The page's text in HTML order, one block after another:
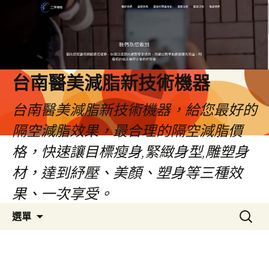
台南醫美減脂新技術機器
台南醫美減脂新技術機器，給您最好的
隔空減脂效果，最合理的隔空減脂價
格，快速讓目標瘦身,緊緻身型,雕塑身
材，達到紓壓、美顏、塑身等三種效
果、一次享受。
選單
搜
尋